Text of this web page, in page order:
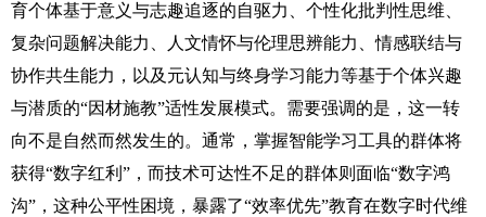
育个体基于意义与志趣追逐的自驱力、个性化批判性思维、
复杂问题解决能力、人文情怀与伦理思辨能力、情感联结与
协作共生能力，以及元认知与终身学习能力等基于个体兴趣
与潜质的“因材施教”适性发展模式。需要强调的是，这一转
向不是自然而然发生的。通常，掌握智能学习工具的群体将
获得“数字红利”，而技术可达性不足的群体则面临“数字鸿
沟”，这种公平性困境，暴露了“效率优先”教育在数字时代维